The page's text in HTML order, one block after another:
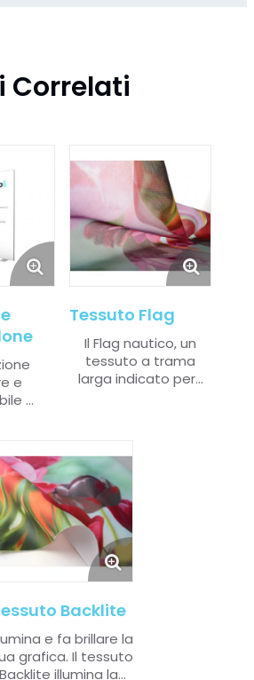
Correlati
e
...
Tessuto Flag
Il Flag nautico, un
tessuto a trama
larga indicato per...
Backlite
e fa brillare la
grafica. Il tessuto
Backlite illumina la...